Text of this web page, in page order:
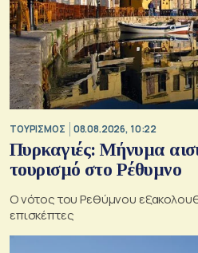
ΤΟΥΡΙΣΜΟΣ 08.08.2026, 10:22
Πυρκαγιές: Μήνυμα
τουρισμό στο Ρέθυμνο
Ο νότος του Ρεθύμνου
επισκέπτες